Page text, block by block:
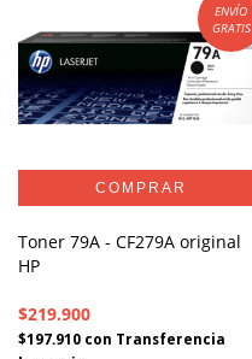
ENVÍO
GRATIS
Toner 79A - CF279A original
HP
$219.900
$197.910 con Transferencia